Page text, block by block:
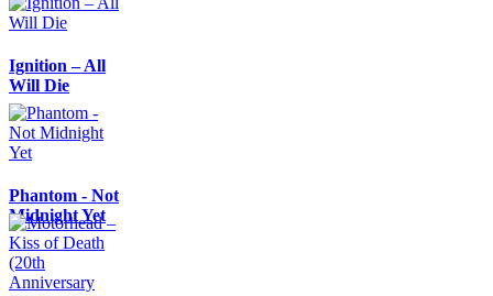
Ignition – All
Will Die
Phantom - Not
Midnight Yet